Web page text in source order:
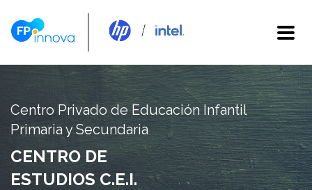
Centro Privado de Educación Infantil
Primaria y Secundaria
CENTRO DE
ESTUDIOS C.E.I.